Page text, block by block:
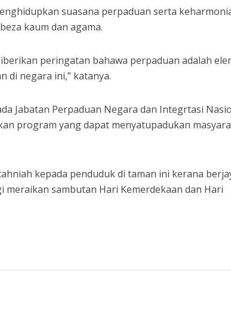
suasana perpaduan serta
kaum dan agama.
peringatan bahawa perpaduan adalah
di negara ini,” katanya.
Jabatan Perpaduan Negara dan Integrtasi
program yang dapat menyatupadukan
kepada penduduk di taman ini kerana
sambutan Hari Kemerdekaan dan Hari